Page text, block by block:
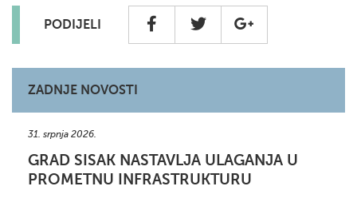
PODIJELI
ZADNJE NOVOSTI
31. srpnja 2026.
GRAD SISAK NASTAVLJA ULAGANJA U
PROMETNU INFRASTRUKTURU